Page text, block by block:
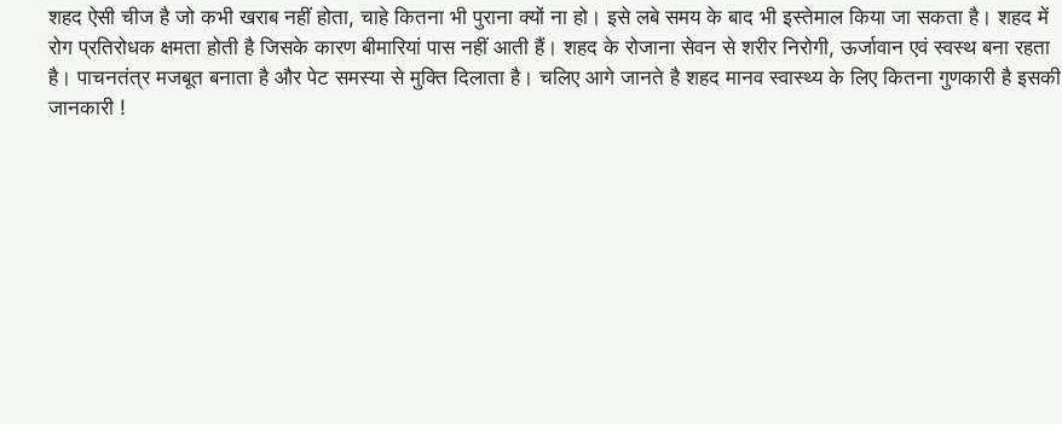
शहद ऐसी चीज है जो कभी खराब नहीं होता, चाहे कितना भी पुराना क्यों ना हो। इसे लबे समय के बाद भी इस्तेमाल किया जा सकता है। शहद में
रोग प्रतिरोधक क्षमता होती है जिसके कारण बीमारियां पास नहीं आती हैं। शहद के रोजाना सेवन से शरीर निरोगी, ऊर्जावान एवं स्वस्थ बना रहता
है। पाचनतंत्र मजबूत बनाता है और पेट समस्या से मुक्ति दिलाता है। चलिए आगे जानते है शहद मानव स्वास्थ्य के लिए कितना गुणकारी है इसकी
जानकारी !